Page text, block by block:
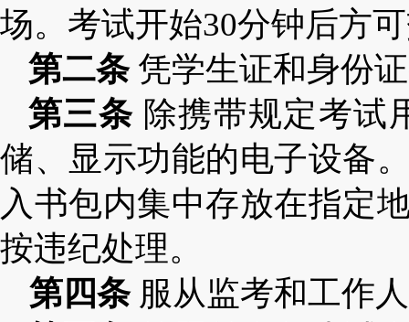
场。考试开始30分钟后方
第二条凭学生证和身份
第三条 除携带规定考试
储、显示功能的电子设备
入书包内集中存放在指定
按违纪处理。
第四条服从监考和工作